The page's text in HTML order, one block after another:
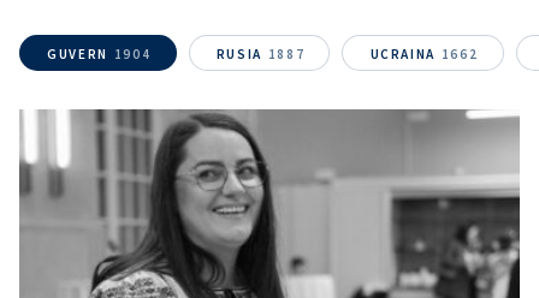
GUVERN 1904 RUSIA 1887 UCRAINA 1662
CONTACT SURSĂ
Sursă anonimă
Nume+ Numele meu